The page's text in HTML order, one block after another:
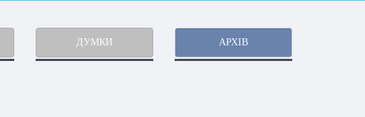
ДУМКИ АРХІВ